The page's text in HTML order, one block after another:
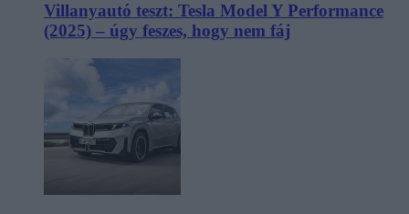
Villanyautó teszt: Tesla Model Y Performance
(2025) – úgy feszes, hogy nem fáj